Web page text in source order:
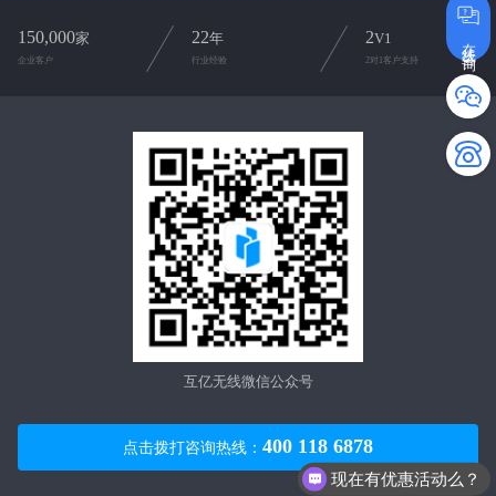
在线咨询
150,000家
企业客户
22年
行业经验
2V1
2对1客户支持
互亿无线微信公众号
点击拨打咨询热线： 400 118 6878
现在有优惠活动么？